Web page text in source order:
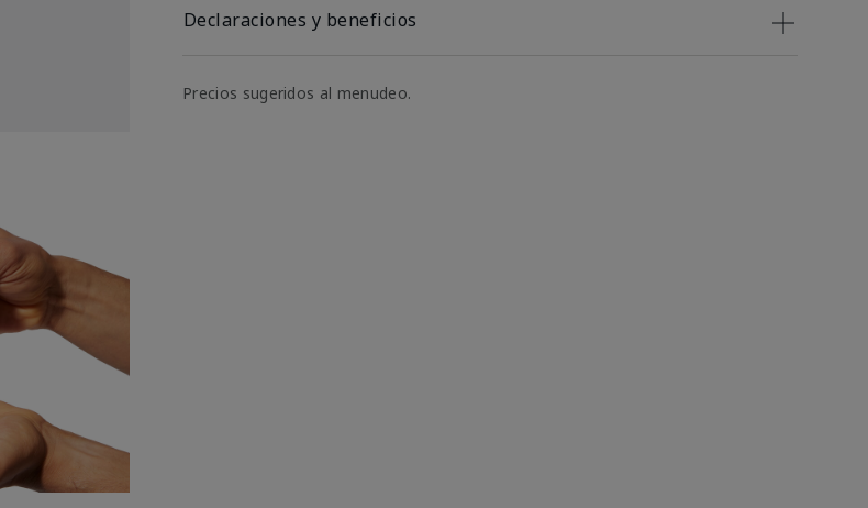
Declaraciones y beneficios
Precios sugeridos al menudeo.